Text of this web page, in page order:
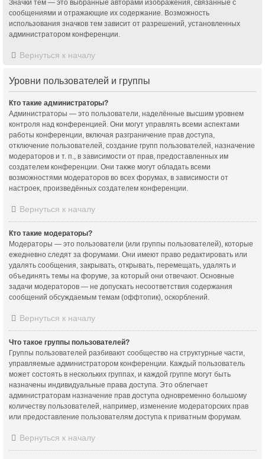
Значки тем — это выбранные авторами изображения, связанные с
сообщениями и отражающие их содержание. Возможность
использования значков тем зависит от разрешений, установленных
администратором конференции.
Вернуться к началу
Уровни пользователей и группы
Кто такие администраторы?
Администраторы — это пользователи, наделённые высшим уровнем
контроля над конференцией. Они могут управлять всеми аспектами
работы конференции, включая разграничение прав доступа,
отключение пользователей, создание групп пользователей, назначение
модераторов и т. п., в зависимости от прав, предоставленных им
создателем конференции. Они также могут обладать всеми
возможностями модераторов во всех форумах, в зависимости от
настроек, произведённых создателем конференции.
Вернуться к началу
Кто такие модераторы?
Модераторы — это пользователи (или группы пользователей), которые
ежедневно следят за форумами. Они имеют право редактировать или
удалять сообщения, закрывать, открывать, перемещать, удалять и
объединять темы на форуме, за который они отвечают. Основные
задачи модераторов — не допускать несоответствия содержания
сообщений обсуждаемым темам (оффтопик), оскорблений.
Вернуться к началу
Что такое группы пользователей?
Группы пользователей разбивают сообщество на структурные части,
управляемые администратором конференции. Каждый пользователь
может состоять в нескольких группах, и каждой группе могут быть
назначены индивидуальные права доступа. Это облегчает
администраторам назначение прав доступа одновременно большому
количеству пользователей, например, изменение модераторских прав
или предоставление пользователям доступа к приватным форумам.
Вернуться к началу